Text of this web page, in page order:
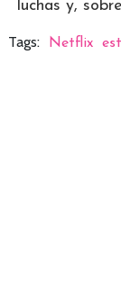
luchas y,
Tags: Netflix